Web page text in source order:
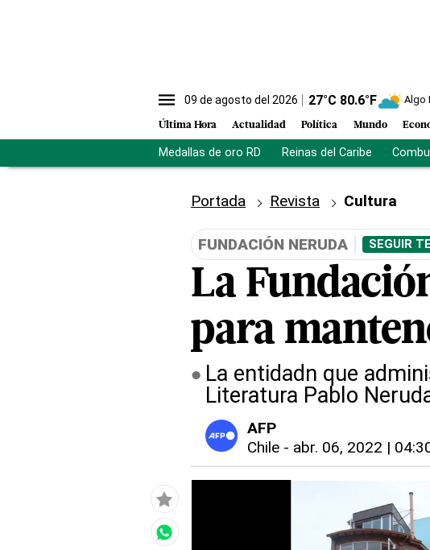
09 de agosto del 2026 27°C 80.6°F Algo
Última Hora Actualidad Política Mundo
Medallas de oro RD Reinas del Caribe
Portada Revista Cultura
FUNDACIÓN NERUDA SEGUIR
La
para
La entidadn que
Literatura Pablo
AFP
Chile - abr. 06, 2022 |